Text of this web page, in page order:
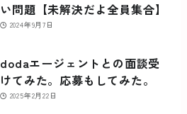
い問題【未解決だよ全員集合】
2024年9月7日
dodaエージェントとの面談受
けてみた。応募もしてみた。
2025年2月22日